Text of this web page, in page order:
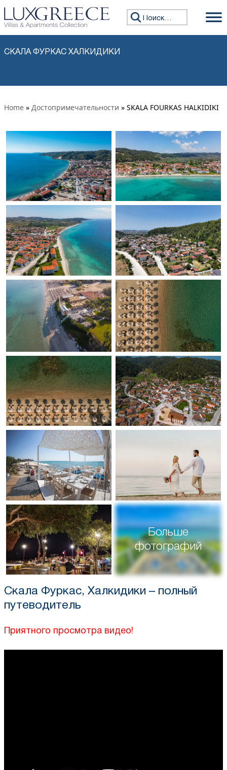
Перейти к содержимому
Искать:
СКАЛА ФУРКАС ХАЛКИДИКИ
Home » Достопримечательности » SKALA FOURKAS HALKIDIKI
Больше
фотографий
Скала Фуркас, Халкидики – полный
путеводитель
Приятного просмотра видео!